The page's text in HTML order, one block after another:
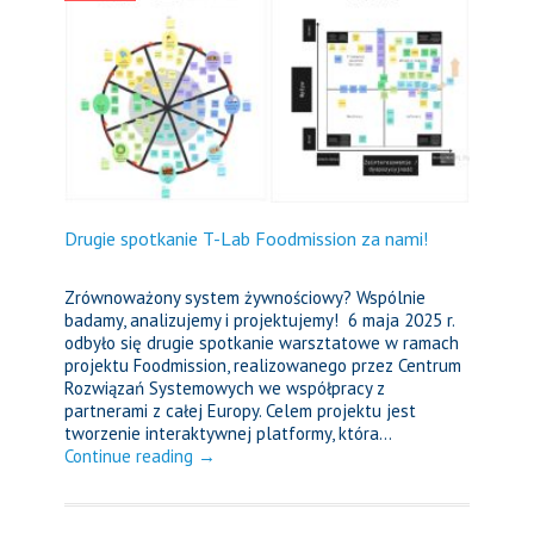
Drugie spotkanie T-Lab Foodmission za nami!
Zrównoważony system żywnościowy? Wspólnie
badamy, analizujemy i projektujemy! 6 maja 2025 r.
odbyło się drugie spotkanie warsztatowe w ramach
projektu Foodmission, realizowanego przez Centrum
Rozwiązań Systemowych we współpracy z
partnerami z całej Europy. Celem projektu jest
tworzenie interaktywnej platformy, która...
Continue reading →